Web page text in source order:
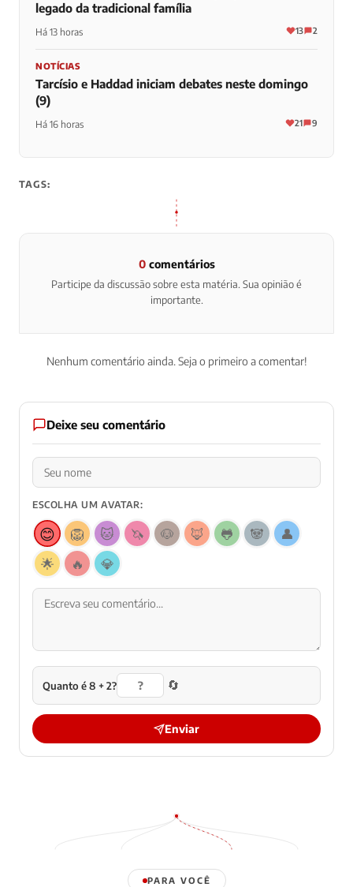
legado da tradicional família
Há 13 horas 13 2
NOTÍCIAS
Tarcísio e Haddad iniciam debates neste domingo
(9)
Há 16 horas 21 9
TAGS:
0comentários
Participe da discussão sobre esta matéria. Sua opinião é
importante.
Nenhum comentário ainda. Seja o primeiro a comentar!
Deixe seu comentário
ESCOLHA UM AVATAR:
😊 🦁 🐱 🦄 🐶 🦊 🐸 🐼
👤
🌟
🔥 💎
Quanto é 8 + 2? 🔄
Enviar
PARA VOCÊ